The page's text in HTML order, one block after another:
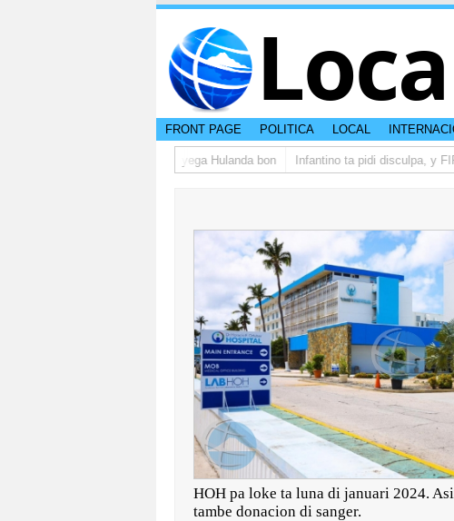
FRONT PAGE POLITICA LOCAL
di studiantenan di Aruba a yega Hulanda bon Infantino ta pidi disculpa, y FIFA
HOH pa loke ta luna di januari 2024.
tambe donacion di sanger.